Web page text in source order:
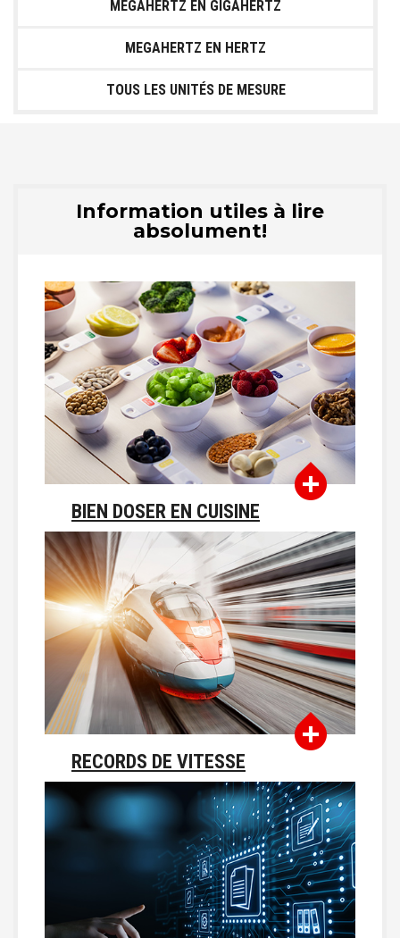
MEGAHERTZ EN GIGAHERTZ
MEGAHERTZ EN HERTZ
TOUS LES UNITÉS DE MESURE
Information utiles à lire
absolument!
BIEN DOSER EN CUISINE
RECORDS DE VITESSE